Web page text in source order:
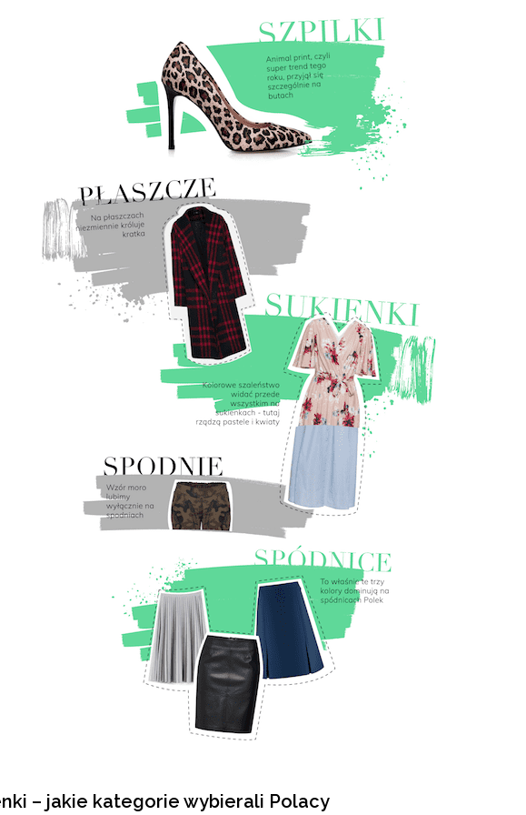
– jakie kategorie wybierali Polacy